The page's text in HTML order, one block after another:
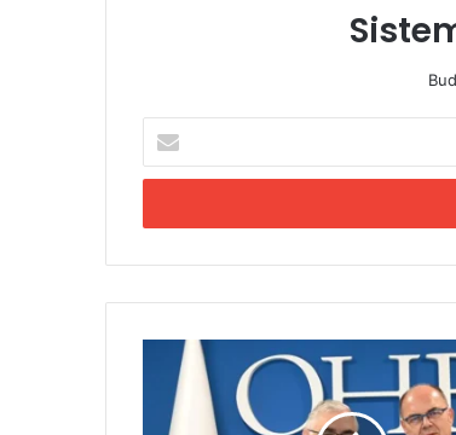
e
i
E